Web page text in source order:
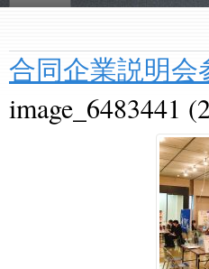
合同企業説明
image_6483441